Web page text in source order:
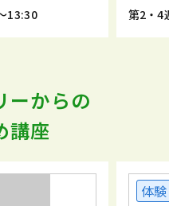
13:30
第2・4
ーからの
講座
体験